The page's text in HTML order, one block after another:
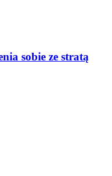
sobie ze stratą